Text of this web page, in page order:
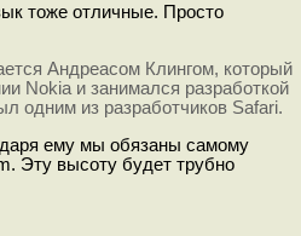
тоже отличные. Просто
Андреасом Клингом, который
Nokia и занимался разработкой
одним из разработчиков Safari.
ему мы обязаны самому
Эту высоту будет трубно